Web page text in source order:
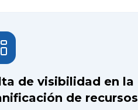
de visibilidad en la
de recursos